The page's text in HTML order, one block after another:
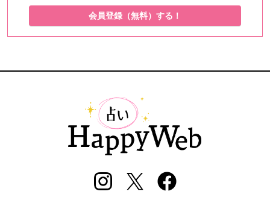
会員登録（無料）する！